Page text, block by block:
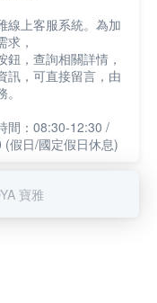
線上客服系統。為加
求，
鈕，查詢相關詳情，
訊，可直接留言，由
間：08:30-12:30 /
(假日/國定假日休息)
寶雅